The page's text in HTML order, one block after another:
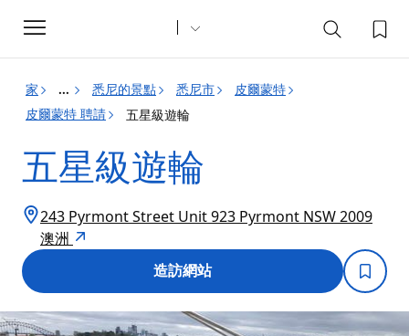
Toggle
navigation
家 ... 悉尼的景點 悉尼市
皮爾蒙特
皮爾蒙特 聘請
五星級遊輪
五星級遊輪
243 Pyrmont Street Unit 923 Pyrmont NSW 2009
澳洲
造訪網站